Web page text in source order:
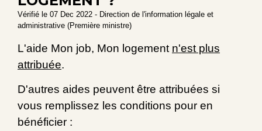
Vérifié le 07 Dec 2022 - Direction de l'information légale et
administrative (Première ministre)
L'aide Mon job, Mon logement n'est plus
attribuée.
D'autres aides peuvent être attribuées si
vous remplissez les conditions pour en
bénéficier :